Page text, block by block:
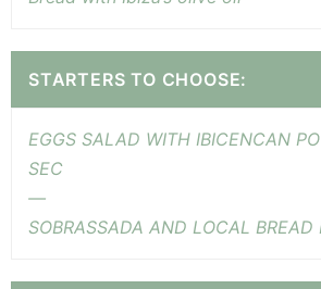
STARTERS TO CHOOSE:
EGGS SALAD WITH IBICENCAN
SEC
—
SOBRASSADA AND LOCAL BREAD